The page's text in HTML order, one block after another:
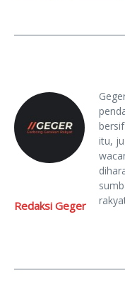
Redaksi Geger
itu,